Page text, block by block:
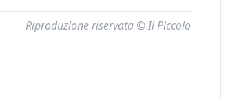
Riproduzione riservata © Il Piccolo